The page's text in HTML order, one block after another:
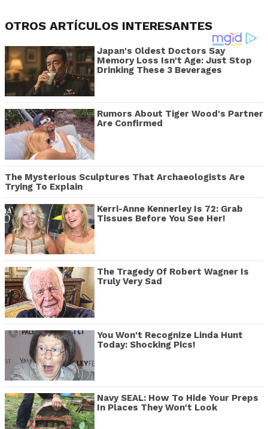
OTROS ARTÍCULOS INTERESANTES
Japan's Oldest Doctors Say
Memory Loss Isn't Age: Just Stop
Drinking These 3 Beverages
Rumors About Tiger Wood's Partner
Are Confirmed
The Mysterious Sculptures That Archaeologists Are
Trying To Explain
Kerri-Anne Kennerley Is 72: Grab
Tissues Before You See Her!
The Tragedy Of Robert Wagner Is
Truly Very Sad
You Won't Recognize Linda Hunt
Today: Shocking Pics!
Navy SEAL: How To Hide Your Preps
In Places They Won't Look